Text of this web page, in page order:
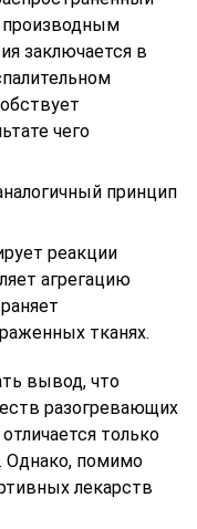
производным
заключается в
чего
принцип
реакции
агрегацию
тканях.
вывод, что
разогревающих
только
Однако, помимо
лекарств